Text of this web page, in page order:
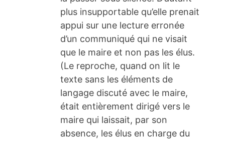
plus insupportable qu’elle prenait
appui sur une lecture erronée
d’un communiqué qui ne visait
que le maire et non pas les élus.
(Le reproche, quand on lit le
texte sans les éléments de
langage discuté avec le maire,
était entièrement dirigé vers le
maire qui laissait, par son
absence, les élus en charge du